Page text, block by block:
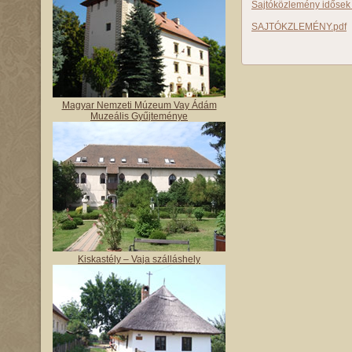
Magyar Nemzeti Múzeum Vay Ádám
Muzeális Gyűjteménye
Kiskastély – Vaja szálláshely
Sajtóközlemény
SAJTÓKZLEMÉNY.pdf